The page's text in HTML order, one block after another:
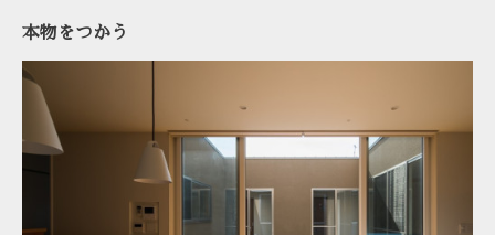
本物をつかう